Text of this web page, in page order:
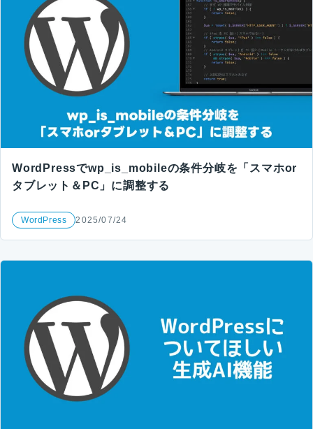
WordPressでwp_is_mobileの条件分岐を「スマホor
タブレット＆PC」に調整する
WordPress 2025/07/24